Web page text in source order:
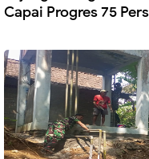
Capai Progres 75